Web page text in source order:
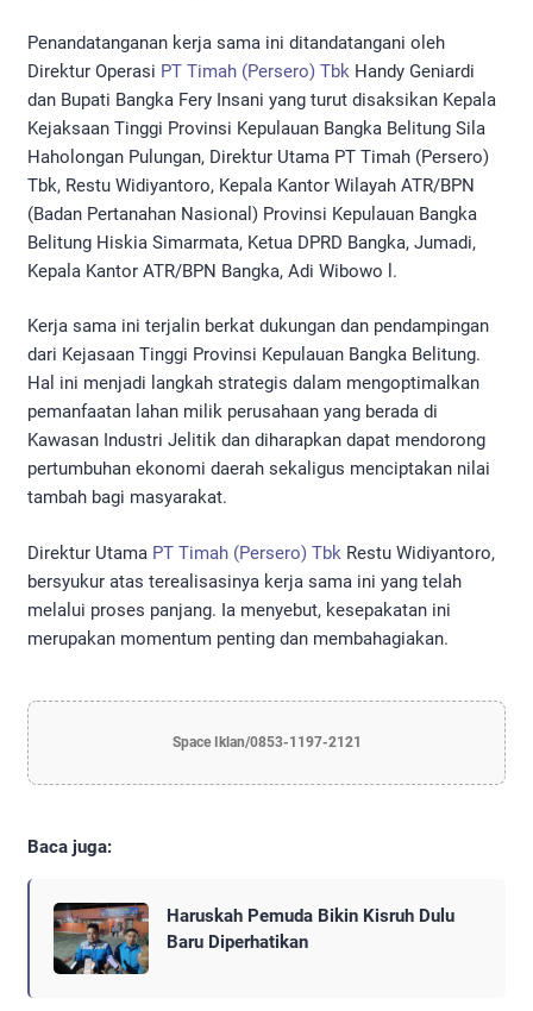
Penandatanganan kerja sama ini ditandatangani oleh
Direktur Operasi PT Timah (Persero) Tbk Handy Geniardi
dan Bupati Bangka Fery Insani yang turut disaksikan Kepala
Kejaksaan Tinggi Provinsi Kepulauan Bangka Belitung Sila
Haholongan Pulungan, Direktur Utama PT Timah (Persero)
Tbk, Restu Widiyantoro, Kepala Kantor Wilayah ATR/BPN
(Badan Pertanahan Nasional) Provinsi Kepulauan Bangka
Belitung Hiskia Simarmata, Ketua DPRD Bangka, Jumadi,
Kepala Kantor ATR/BPN Bangka, Adi Wibowo l.
Kerja sama ini terjalin berkat dukungan dan pendampingan
dari Kejasaan Tinggi Provinsi Kepulauan Bangka Belitung.
Hal ini menjadi langkah strategis dalam mengoptimalkan
pemanfaatan lahan milik perusahaan yang berada di
Kawasan Industri Jelitik dan diharapkan dapat mendorong
pertumbuhan ekonomi daerah sekaligus menciptakan nilai
tambah bagi masyarakat.
Direktur Utama PT Timah (Persero) Tbk Restu Widiyantoro,
bersyukur atas terealisasinya kerja sama ini yang telah
melalui proses panjang. Ia menyebut, kesepakatan ini
merupakan momentum penting dan membahagiakan.
Space Iklan/0853-1197-2121
Baca juga:
Haruskah Pemuda Bikin Kisruh Dulu
Baru Diperhatikan